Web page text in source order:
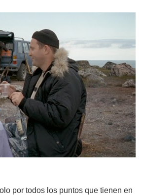
por todos los puntos que tienen en